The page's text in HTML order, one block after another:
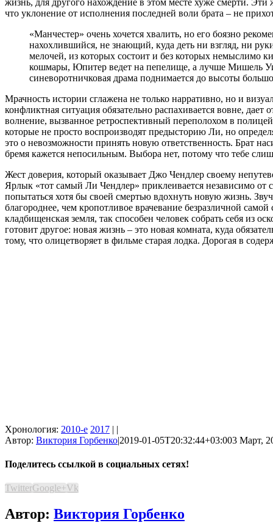
что уклонение от исполнения последней воли брата – не
«Манчестер» очень хочется хвалить, но его боязно
нахохлившийся, не знающий, куда деть ни взгляд, ни
мелочей, из которых состоит и без которых немыслимо
кошмары, Юпитер ведет на пепелище, а лучше Мишель
синеворотничковая драма поднимается до высоты
Мрачность истории сглажена не только нарративно, но и
конфликтная ситуация обязательно распахивается вовне,
волнение, вызванное ретроспективный переполохом в
которые не просто воспроизводят предысторию Ли, но
это о невозможности принять новую ответственность. Брат
бремя кажется непосильным. Выбора нет, потому что тебе
Жест доверия, который оказывает Джо Чендлер своему
Ярлык «тот самый Ли Чендлер» приклеивается независимо от
попытаться хотя бы своей смертью вдохнуть новую жизнь.
благороднее, чем кропотливое врачевание безразличной
кладбищенская земля, так способен человек собрать себя из
готовит другое: новая жизнь – это новая комната, куда
тому, что олицетворяет в фильме старая лодка. Дорогая в
Хронология: 2010-е 2017 | |
Автор: Виктория Горбенко|2019-01-05T20:32:44+03:003 Март,
Поделитесь ссылкой в социальных сетях!
TwitterGoogle+Vk
Автор: Виктория Горбенко